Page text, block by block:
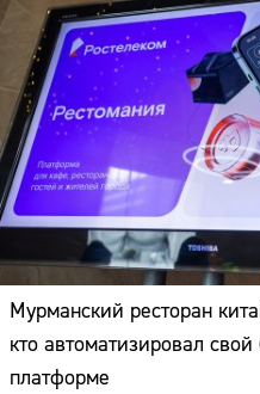
Мурманский ресторан
кто автоматизировал
платформе